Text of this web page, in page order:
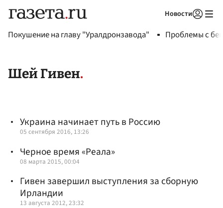
Новости
Покушение на главу "Уралдронзавода" Проблемы с
Шей Гивен
Украина начинает путь в Россию
05 сентября 2016, 13:26
Черное время «Реала»
08 марта 2015, 00:04
Гивен завершил выступления за сборную
Ирландии
13 августа 2012, 23:32